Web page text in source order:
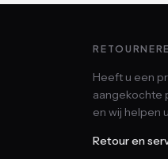
Heeft u een
aangekochte
en wij helpen
Retour en